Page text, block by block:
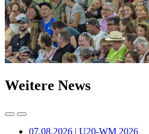
Weitere News
07.08.2026 | U20-WM 2026